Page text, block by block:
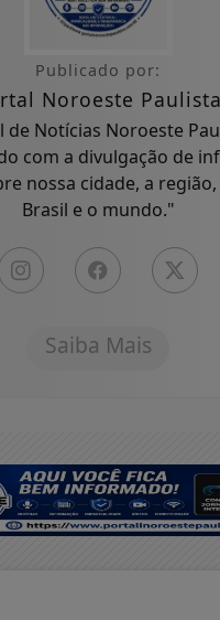
Publicado por:
Noroeste Paulista
de Notícias Noroeste
com a divulgação de
nossa cidade, a
Brasil e o mundo."
Saiba Mais